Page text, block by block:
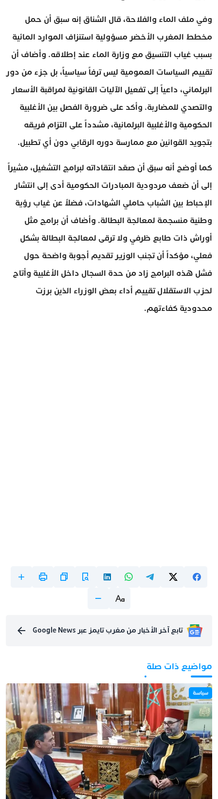
وفي ملف الماء والفلاحة، قال الشناق إنه سبق أن حمل
مخطط المغرب الأخضر مسؤولية استنزاف الموارد المائية
بسبب غياب التنسيق مع وزارة الماء عند إطلاقه. وأضاف أن
تقييم السياسات العمومية ليس ترفاً سياسياً، بل جزء من دور
البرلماني، داعياً إلى تفعيل الآليات القانونية لمراقبة الأسعار
والتصدي للمضاربة. وأكد على ضرورة الفصل بين الأغلبية
الحكومية والأغلبية البرلمانية، مشدداً على التزام فريقه
بتجويد القوانين مع ممارسة دوره الرقابي دون أي تطبيل.
كما أوضح أنه سبق أن صعّد انتقاداته لبرامج التشغيل، مشيراً
إلى أن ضعف مردودية المبادرات الحكومية أدى إلى انتشار
الإحباط بين الشباب حاملي الشهادات، فضلاً عن غياب رؤية
وطنية منسجمة لمعالجة البطالة. وأضاف أن برامج مثل
أوراش ذات طابع ظرفي ولا ترقى لمعالجة البطالة بشكل
فعلي، مؤكداً أن تجنب الوزير تقديم أجوبة واضحة حول
فشل هذه البرامج زاد من حدة السجال داخل الأغلبية وأتاح
لحزب الاستقلال تقييم أداء بعض الوزراء الذين برزت
محدودية كفاءتهم.
تابع آخر الأخبار من مغرب تايمز عبر Google News
مواضيع ذات صلة
سياسة